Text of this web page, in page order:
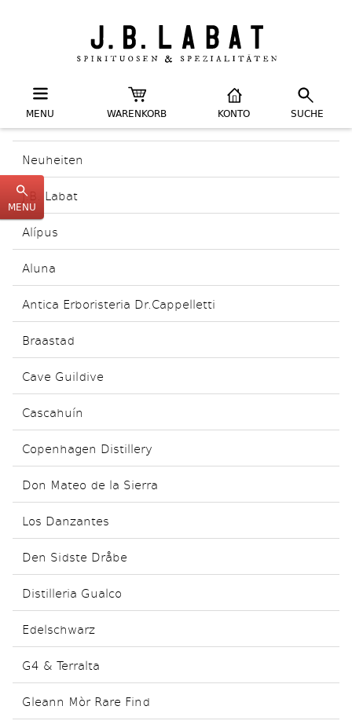
MENU WARENKORB KONTO SUCHE
Neuheiten
J.B. Labat
Alípus
Aluna
Antica Erboristeria Dr.Cappelletti
Braastad
Cave Guildive
Cascahuín
Copenhagen Distillery
Don Mateo de la Sierra
Los Danzantes
Den Sidste Dråbe
Distilleria Gualco
Edelschwarz
G4 & Terralta
Gleann Mòr Rare Find
MENU